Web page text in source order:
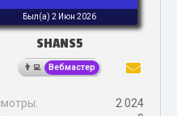
Был(а) 2 Июн 2026
SHANS5
Вебмастер
2 024